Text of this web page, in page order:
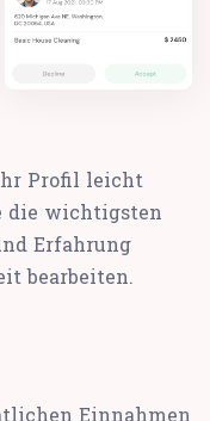
Profil leicht
die wichtigsten
Erfahrung
bearbeiten.
Einnahmen